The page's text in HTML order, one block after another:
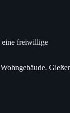
eine freiwillige